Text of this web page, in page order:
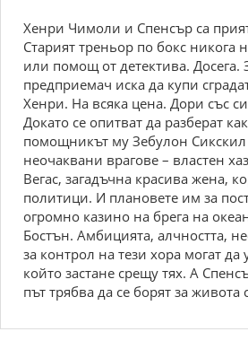
Хенри Чимоли и Спенсър са
Старият треньор по бокс никога
или помощ от детектива. Досега.
предприемач иска да купи
Хенри. На всяка цена. Дори със
Докато се опитват да разберат
помощникът му Зебулон Сикскил
неочаквани врагове – властен
Вегас, загадъчна красива жена,
политици. И плановете им за
огромно казино на брега на
Бостън. Амбицията, алчността,
за контрол на тези хора могат
който застане срещу тях. А
път трябва да се борят за живота